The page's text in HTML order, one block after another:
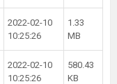
2022-02-10
10:25:26
1.33
MB
2022-02-10
10:25:26
580.43
KB